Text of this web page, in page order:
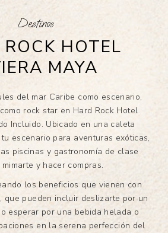
Destinos
HOTEL
MAYA
del mar Caribe como escenario,
rock star en Hard Rock Hotel
Incluido. Ubicado en una caleta
escenario para aventuras exóticas,
piscinas y gastronomía de clase
y hacer compras.
los beneficios que vienen con
que pueden incluir deslizarte por un
esperar por una bebida helada o
en la serena perfección del